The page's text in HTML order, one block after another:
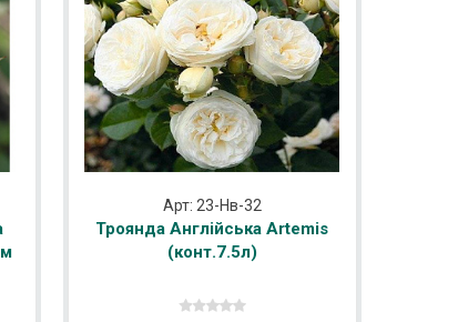
Арт: 23-Нв-32
Троянда Англійська Artemis
(конт.7.5л)